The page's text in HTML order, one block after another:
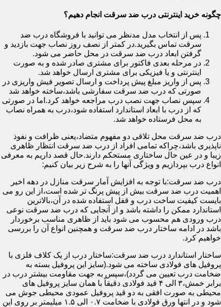
چگونه خرید اینترنتی درب ضد سرقت انجام دهیم؟
پس از انتخاب مدل مدنظر می توانید با فروشگاه درب ضد
سرقت تماس بگیرید.در کمتر از نصف روز نصاب جهت بازدید و
گرفتن ابعاد درب ضد سرقت در محل حاضر می شود.
در مرحله بعدی فاکتور برای مشتری صادر شده و به صورت
اینترنتی و یا فیزیکی برای مشتری ارسال خواهد شد.
پس از واریز مبلغ پیش پرداخت و ارسال تصویر فیش واریزی در
صورتی که درب ضد سرقت سفارشی باشد،ساخته خواهد شد
سپس نصاب جهت نصب درب مراجعه خواهد کرد.اما در صورتی
که از درب با ابعاد استاندارد استفاده شود،درب به همراه نصاب
به محل فرستاده خواهد شد.
درب ضد سرقت محل تلاقی دو مفهوم متضاد،یعنی ظرافت و نفوذ
ناپذیری باشد،چراکه تمامی افراد از درب ضد سرقت انتظار ظاهری
زیبا و در عین حال ساختاری مستحکم دارند.حال قصد داریم به معرفی
انواع درب بپردازیم و ویژگی آنها را به شرح زیر بیان کنیم:
درب ضد سرقت:با توجه به افزایش آمار سرقت منازل در دهه اخیر
اهمیت درب ضد سرقت بیش از پیش پرنگ تر شده است،از این رو می
بایست کیفیت ساخت درب و قفل استفاده شده در آن،بالاترین
استاندارد ممکن را داشته باشد و از آنجایی که درب ضد سرقت نوعی
درب ورودی هم محسوب می شود باید از ظاهری مناسب برخوردار
باشد در ادامه ساختار درب ضد سرقت و همچنین انواع آن را بررسی
خواهیم کرد.
ساختار استاندارد درب ضد سرقت:ساختار درب از یک کلاف فلزی با
پروفیل های فولادی ساخته می شود.(سایز این پروفیل بسته به
ضخامت درب تعیین می گردد)،سپس به جهت مقاومت بیشتر درب در
برابر خمش،۳ الی ۴ قید فولادی دقیقاً با همان سایز پروفیل های
محیطی به صورت افقی به دو قید پروفیل عمودی محیطی جوش می
شود و در انتها ورق فولادی با ضخامت ۰.۷ الی ۱.۵ میلیمتر بر روی این